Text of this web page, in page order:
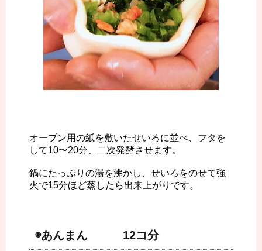
オーブン用の紙を敷いたせいろに並べ、フタを
して10〜20分、二次発酵させます。
鍋にたっぷりの湯を沸かし、せいろをのせて強
火で15分ほど蒸したら出来上がりです。
◉あんまん 12コ分